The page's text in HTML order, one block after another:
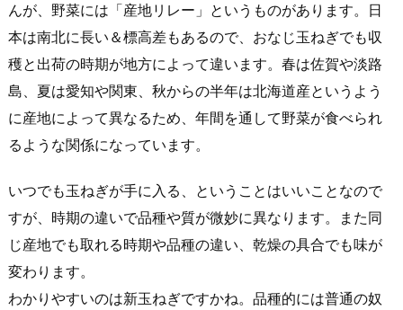
んが、野菜には「産地リレー」というものがあります。日
本は南北に長い＆標高差もあるので、おなじ玉ねぎでも収
穫と出荷の時期が地方によって違います。春は佐賀や淡路
島、夏は愛知や関東、秋からの半年は北海道産というよう
に産地によって異なるため、年間を通して野菜が食べられ
るような関係になっています。
いつでも玉ねぎが手に入る、ということはいいことなので
すが、時期の違いで品種や質が微妙に異なります。また同
じ産地でも取れる時期や品種の違い、乾燥の具合でも味が
変わります。
わかりやすいのは新玉ねぎですかね。品種的には普通の奴